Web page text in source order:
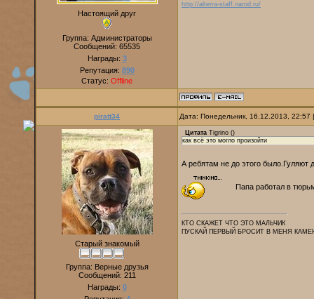
Настоящий друг
Группа: Администраторы
Сообщений: 65535
Награды: 3
Репутация: 890
Статус: Offline
http://alterra-staff.narod.ru/
piratt34 Дата: Понедельник, 16.12.2013,
Старый знакомый
Группа: Верные друзья
Сообщений: 211
Награды: 0
Цитата Tigrino ()
как всё это могло произойти
А ребятам не до этого
Папа работал в
КТО СКАЖЕТ ЧТО ЭТО МАЛЬЧИК
ПУСКАЙ ПЕРВЫЙ БРОСИТ В МЕНЯ